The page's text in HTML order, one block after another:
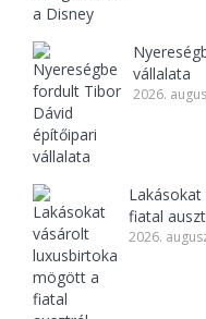
vállalata
2026.
fiatal
2026.